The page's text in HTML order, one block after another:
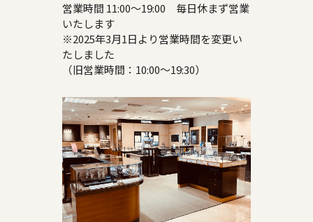
営業時間 11:00～19:00 毎日休まず営業
いたします
※2025年3月1日より営業時間を変更い
たしました
（旧営業時間：10:00～19:30）